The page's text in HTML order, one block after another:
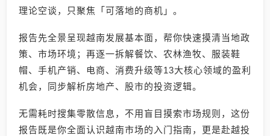
理论空谈，只聚焦「可落地的商机」。
报告先全景呈现越南发展基本面，帮你快速摸清当地政
策、市场环境；再逐一拆解餐饮、农林渔牧、服装鞋
帽、手机产销、电商、消费升级等13大核心领域的盈利
机会，同步解析房地产、股市的投资逻辑。
无需耗时搜集零散信息，不用盲目摸索市场规则，这份
报告既是你全面认识越南市场的入门指南，更是赴越投